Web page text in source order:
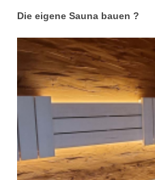
Die eigene Sauna bauen ?